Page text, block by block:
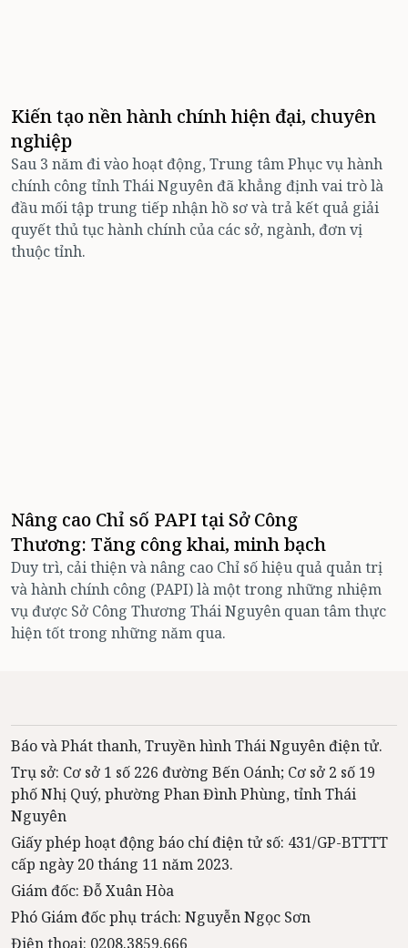
Kiến tạo nền hành chính hiện đại, chuyên
nghiệp
Sau 3 năm đi vào hoạt động, Trung tâm Phục vụ hành
chính công tỉnh Thái Nguyên đã khẳng định vai trò là
đầu mối tập trung tiếp nhận hồ sơ và trả kết quả giải
quyết thủ tục hành chính của các sở, ngành, đơn vị
thuộc tỉnh.
Nâng cao Chỉ số PAPI tại Sở Công
Thương: Tăng công khai, minh bạch
Duy trì, cải thiện và nâng cao Chỉ số hiệu quả quản trị
và hành chính công (PAPI) là một trong những nhiệm
vụ được Sở Công Thương Thái Nguyên quan tâm thực
hiện tốt trong những năm qua.
Báo và Phát thanh, Truyền hình Thái Nguyên điện tử.
Trụ sở: Cơ sở 1 số 226 đường Bến Oánh; Cơ sở 2 số 19
phố Nhị Quý, phường Phan Đình Phùng, tỉnh Thái
Nguyên
Giấy phép hoạt động báo chí điện tử số: 431/GP-BTTTT
cấp ngày 20 tháng 11 năm 2023.
Giám đốc: Đỗ Xuân Hòa
Phó Giám đốc phụ trách: Nguyễn Ngọc Sơn
Điện thoại: 0208.3859.666